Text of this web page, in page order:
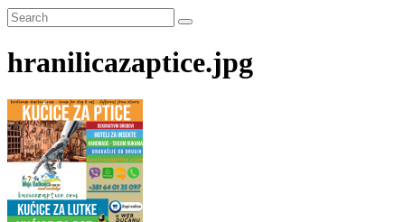
hranilicazaptice.jpg